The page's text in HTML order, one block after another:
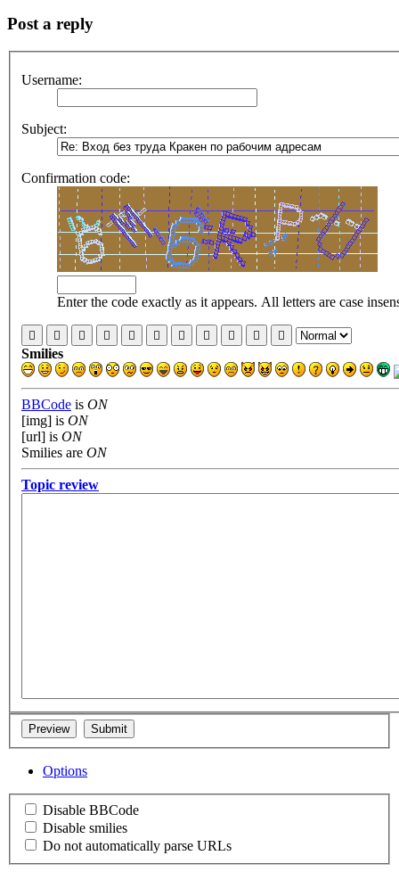
Post a reply
Username:
Subject:
Confirmation code:
Enter the code exactly as it appears. All letters are case
Smilies
BBCode is ON
[img] is ON
[url] is ON
Smilies are ON
Topic review
Options
Disable BBCode
Disable smilies
Do not automatically parse URLs